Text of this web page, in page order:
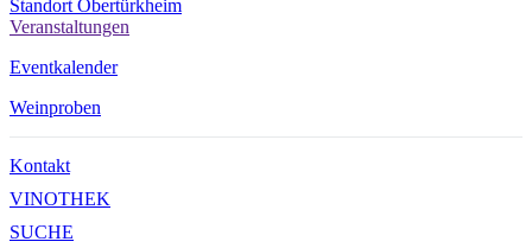
Standort Obertürkheim
Veranstaltungen
Eventkalender
Weinproben
Kontakt
VINOTHEK
SUCHE